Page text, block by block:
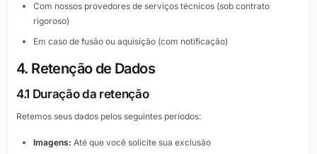
Com nossos provedores de serviços técnicos (sob contrato
rigoroso)
Em caso de fusão ou aquisição (com notificação)
4. Retenção de Dados
4.1 Duração da retenção
Retemos seus dados pelos seguintes períodos:
Imagens: Até que você solicite sua exclusão